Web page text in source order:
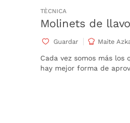
TÈCNICA
Molinets de
Guardar Maite
Cada vez somos más
hay mejor forma de